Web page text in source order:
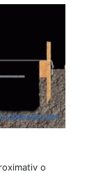
o